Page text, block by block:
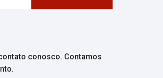
conosco. Contamos